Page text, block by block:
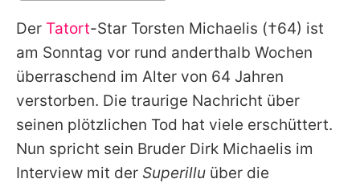
Alle Themen auf Promiflash
Jobs
App runterladen
Team
Redaktionelle Richtlinien
Der Tatort-Star Torsten Michaelis (†64) ist
am Sonntag vor rund anderthalb Wochen
überraschend im Alter von 64 Jahren
verstorben. Die traurige Nachricht über
seinen plötzlichen Tod hat viele erschüttert.
Nun spricht sein Bruder Dirk Michaelis im
Interview mit der Superillu über die